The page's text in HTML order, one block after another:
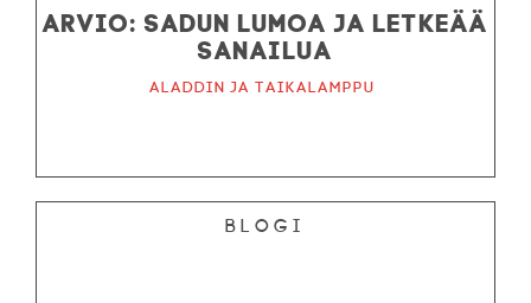
ARVIO: Sadun lumoa ja letkeää
sanailua
Aladdin ja taikalamppu
Blogi